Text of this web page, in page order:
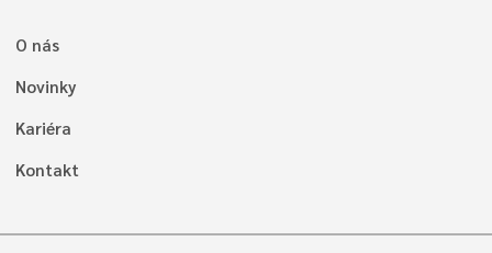
O nás
Novinky
Kariéra
Kontakt